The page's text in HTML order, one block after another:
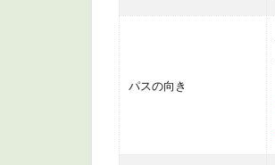
パスの向き